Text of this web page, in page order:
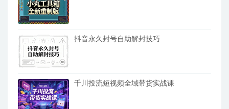
抖音永久封号自助解封技巧
千川投流短视频全域带货实战课